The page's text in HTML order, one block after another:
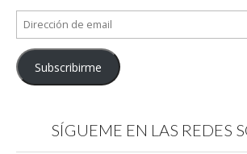
Dirección
de
email
Subscribirme
SÍGUEME EN LAS REDES